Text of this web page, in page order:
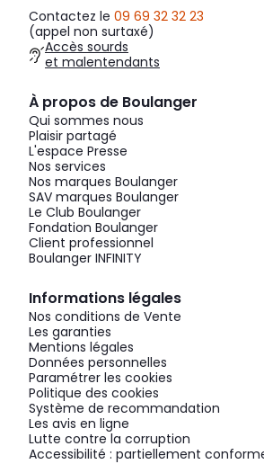
Contactez le 09 69 32 32 23
(appel non surtaxé)
Accès sourds
et malentendants
À propos de Boulanger
Qui sommes nous
Plaisir partagé
L'espace Presse
Nos services
Nos marques Boulanger
SAV marques Boulanger
Le Club Boulanger
Fondation Boulanger
Client professionnel
Boulanger INFINITY
Informations légales
Nos conditions de Vente
Les garanties
Mentions légales
Données personnelles
Paramétrer les cookies
Politique des cookies
Système de recommandation
Les avis en ligne
Lutte contre la corruption
Accessibilité : partiellement